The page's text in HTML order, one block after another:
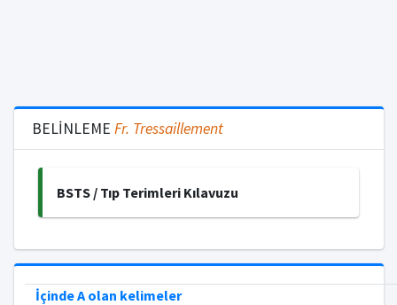
BELİNLEME Fr. Tressaillement
BSTS / Tıp Terimleri Kılavuzu
İçinde A olan kelimeler